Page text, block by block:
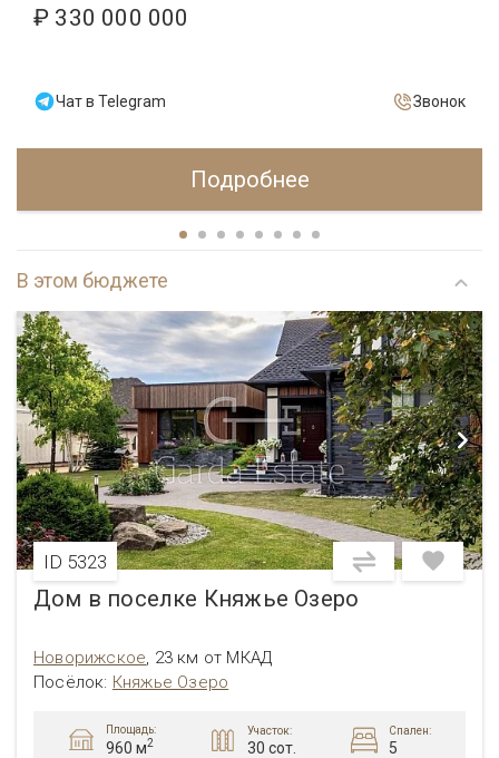
₽ 330 000 000
Чат в Telegram Звонок
Подробнее
В этом бюджете
ID 5323
Дом в поселке Княжье Озеро
Новорижское, 23 км от МКАД
Посёлок: Княжье Озеро
Площадь:
960 м2
Участок:
30 сот.
Спален:
5